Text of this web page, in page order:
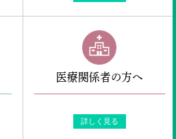
医療関係者の方へ
詳しく見る